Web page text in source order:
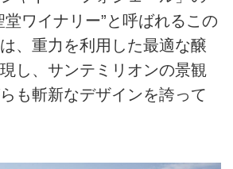
堂ワイナリー”と呼ばれるこの
、重力を利用した最適な醸
し、サンテミリオンの景観
も斬新なデザインを誇って